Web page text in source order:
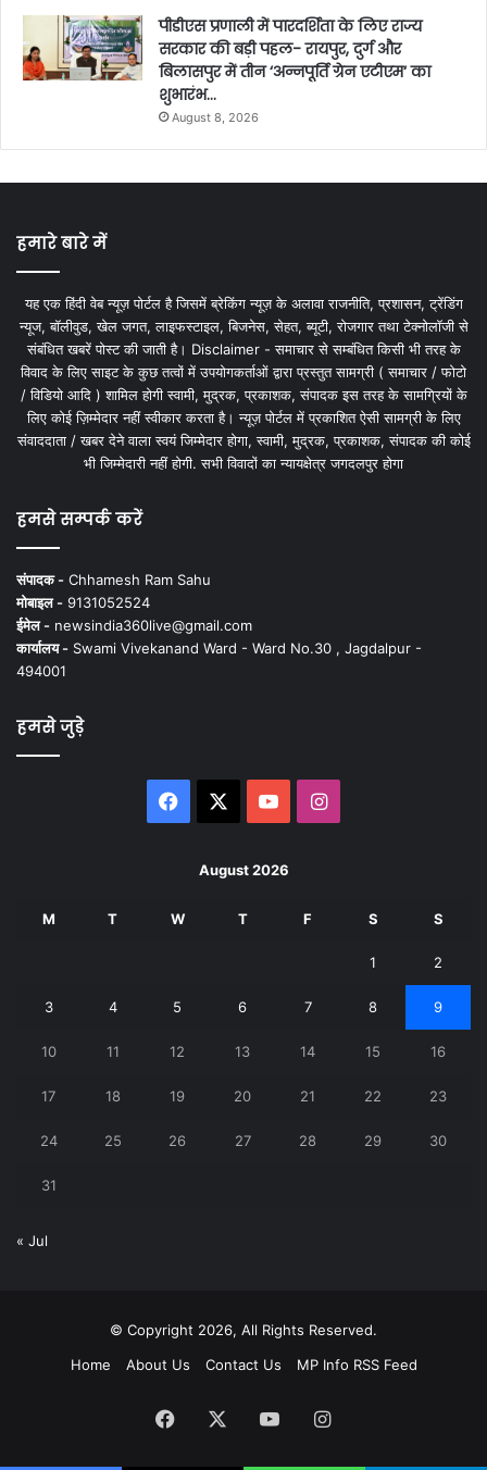
पीडीएस प्रणाली में पारदर्शिता के लिए राज्य
सरकार की बड़ी पहल- रायपुर, दुर्ग और
बिलासपुर में तीन ‘अन्नपूर्ति ग्रेन एटीएम‘ का
शुभारंभ…
August 8, 2026
हमारे बारे में
यह एक हिंदी वेब न्यूज़ पोर्टल है जिसमें ब्रेकिंग न्यूज़ के अलावा राजनीति, प्रशासन, ट्रेंडिंग
न्यूज, बॉलीवुड, खेल जगत, लाइफस्टाइल, बिजनेस, सेहत, ब्यूटी, रोजगार तथा टेक्नोलॉजी से
संबंधित खबरें पोस्ट की जाती है। Disclaimer - समाचार से सम्बंधित किसी भी तरह के
विवाद के लिए साइट के कुछ तत्वों में उपयोगकर्ताओं द्वारा प्रस्तुत सामग्री ( समाचार / फोटो
/ विडियो आदि ) शामिल होगी स्वामी, मुद्रक, प्रकाशक, संपादक इस तरह के सामग्रियों के
लिए कोई ज़िम्मेदार नहीं स्वीकार करता है। न्यूज़ पोर्टल में प्रकाशित ऐसी सामग्री के लिए
संवाददाता / खबर देने वाला स्वयं जिम्मेदार होगा, स्वामी, मुद्रक, प्रकाशक, संपादक की कोई
भी जिम्मेदारी नहीं होगी. सभी विवादों का न्यायक्षेत्र जगदलपुर होगा
हमसे सम्पर्क करें
संपादक - Chhamesh Ram Sahu
मोबाइल - 9131052524
ईमेल - newsindia360live@gmail.com
कार्यालय - Swami Vivekanand Ward - Ward No.30 , Jagdalpur -
494001
हमसे जुड़े
Facebook YouTubeInstagram
August 2026
M T W T F S S
1 2
3 4 5 6 7 8 9
10 11 12 13 14 15 16
17 18 19 20 21 22 23
24 25 26 27 28 29 30
31
« Jul
© Copyright 2026, All Rights Reserved.
Home
About Us Contact Us MP Info RSS Feed
Facebook YouTubeInstagram